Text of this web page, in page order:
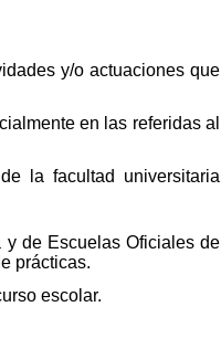
y/o actuaciones que
en las referidas al
la facultad universitaria
de Escuelas Oficiales de
prácticas.
escolar.